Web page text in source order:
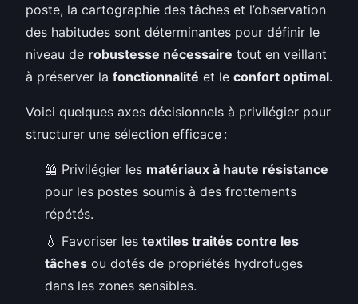
poste, la cartographie des tâches et l’observation
des habitudes sont déterminantes pour définir le
niveau de robustesse nécessaire tout en veillant
à préserver la fonctionnalité et le confort optimal.
Voici quelques axes décisionnels à privilégier pour
structurer une sélection efficace :
🦺 Privilégier les matériaux à haute résistance
pour les postes soumis à des frottements
répétés.
💧 Favoriser les textiles traités contre les
tâches ou dotés de propriétés hydrofuges
dans les zones sensibles.